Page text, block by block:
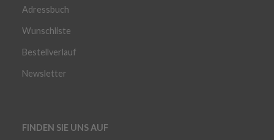
Adressbuch
Wunschliste
Bestellverlauf
Newsletter
FINDEN SIE UNS AUF